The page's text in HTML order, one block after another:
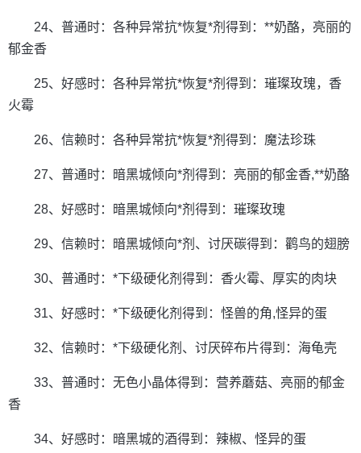
24、普通时：各种异常抗*恢复*剂得到：**奶酪，亮丽的
郁金香
25、好感时：各种异常抗*恢复*剂得到：璀璨玫瑰，香
火霉
26、信赖时：各种异常抗*恢复*剂得到：魔法珍珠
27、普通时：暗黑城倾向*剂得到：亮丽的郁金香,**奶酪
28、好感时：暗黑城倾向*剂得到：璀璨玫瑰
29、信赖时：暗黑城倾向*剂、讨厌碳得到：鹳鸟的翅膀
30、普通时：*下级硬化剂得到：香火霉、厚实的肉块
31、好感时：*下级硬化剂得到：怪兽的角,怪异的蛋
32、信赖时：*下级硬化剂、讨厌碎布片得到：海龟壳
33、普通时：无色小晶体得到：营养蘑菇、亮丽的郁金
香
34、好感时：暗黑城的酒得到：辣椒、怪异的蛋